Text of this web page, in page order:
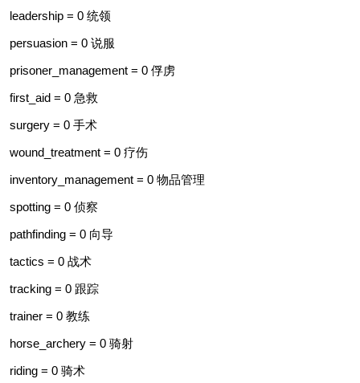
leadership = 0 统领
persuasion = 0 说服
prisoner_management = 0 俘虏
first_aid = 0 急救
surgery = 0 手术
wound_treatment = 0 疗伤
inventory_management = 0 物品管理
spotting = 0 侦察
pathfinding = 0 向导
tactics = 0 战术
tracking = 0 跟踪
trainer = 0 教练
horse_archery = 0 骑射
riding = 0 骑术